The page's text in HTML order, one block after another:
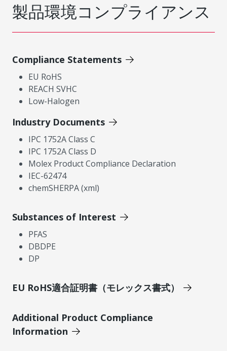
製品環境コンプライアンス
Compliance Statements
EU RoHS
REACH SVHC
Low-Halogen
Industry Documents
IPC 1752A Class C
IPC 1752A Class D
Molex Product Compliance Declaration
IEC-62474
chemSHERPA (xml)
Substances of Interest
PFAS
DBDPE
DP
EU RoHS適合証明書（モレックス書式）
Additional Product Compliance
Information